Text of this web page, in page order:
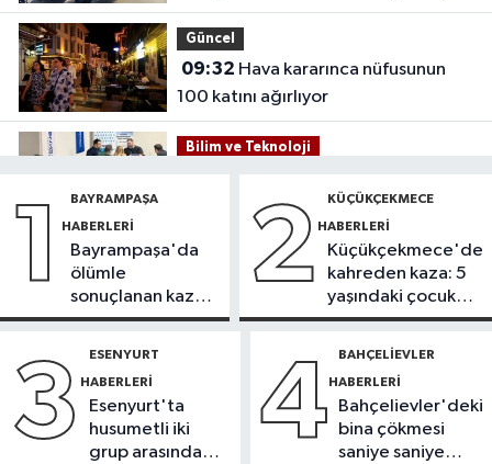
kurtardı
Güncel
09:32
100 katını ağırlıyor
Bilim ve Teknoloji
Buluşması’nda bankacılık ve
teknoloji girişimleri bir araya geldi
Sultangazi Haberleri
Otoyolu’nda 10 aracın karıştığı
Çekmeköy Haberleri
yanındaki 5 katlı bina boşaltıldı
1 BAYRAMPAŞA
HABERLERI
Bayrampaşa'da
ölümle
sonuçlanan kaza:
Sürücü
2 KÜÇÜKÇEKMECE
HABERLERI
Küçükçekmece'de
kahreden kaza: 5
yaşındaki çocuk
yoğun bakımda
3 ESENYURT
HABERLERI
Esenyurt'ta
husumetli iki
grup arasında
4 BAHÇELIEVLER
HABERLERI
Bahçelievler'deki
bina çökmesi
saniye saniye